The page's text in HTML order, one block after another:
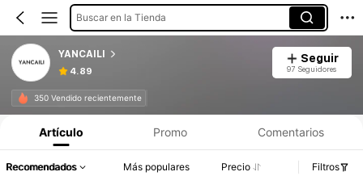
Buscar en la Tienda
YANCAILI
4.89
Seguir
97 Seguidores
350 Vendido recientemente
Artículo Promo Comentarios
Recomendados Más populares Precio Filtros